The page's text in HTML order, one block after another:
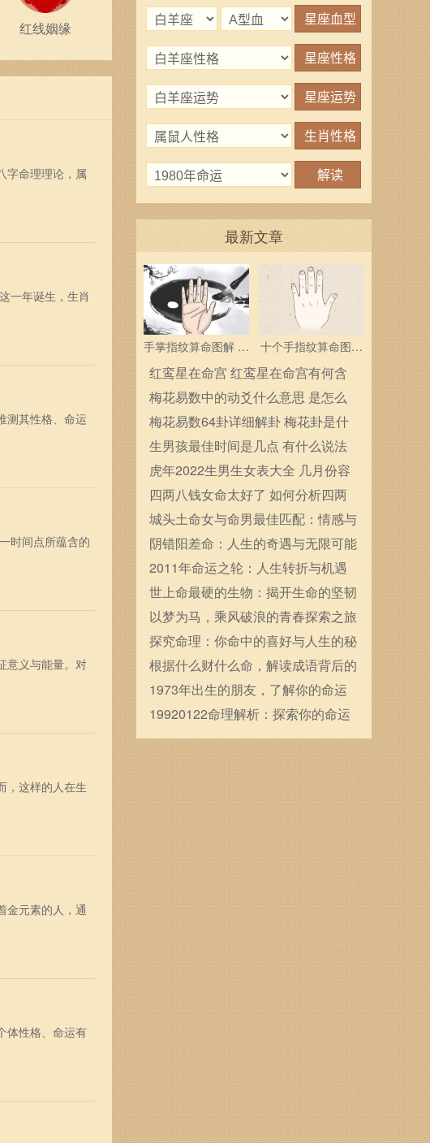
等着你。“命
的幸福。
红线姻缘
字命理理论，属
一年诞生，生肖
测其性格、命运
时间点所蕴含的
意义与能量。对
，这样的人在生
金元素的人，通
体性格、命运有
最新文章
手掌指纹算命图解 三
个斗多为中层领导
十个手指纹算命图解
分析指纹算命是什么
红鸾星在命宫 红鸾星在命宫有何含
义
梅花易数中的动爻什么意思 是怎么
确定的
梅花易数64卦详细解卦 梅花卦是什
么
生男孩最佳时间是几点 有什么说法
虎年2022生男生女表大全 几月份容
易生男宝宝
四两八钱女命太好了 如何分析四两
八钱女命
城头土命女与命男最佳匹配：情感与
命理的完美交融
阴错阳差命：人生的奇遇与无限可能
性
2011年命运之轮：人生转折与机遇
的奇妙交织
世上命最硬的生物：揭开生命的坚韧
与奇迹
以梦为马，乘风破浪的青春探索之旅
探究命理：你命中的喜好与人生的秘
密关系
根据什么财什么命，解读成语背后的
智慧与哲理
1973年出生的朋友，了解你的命运
和个性特征！
19920122命理解析：探索你的命运
与人生之路